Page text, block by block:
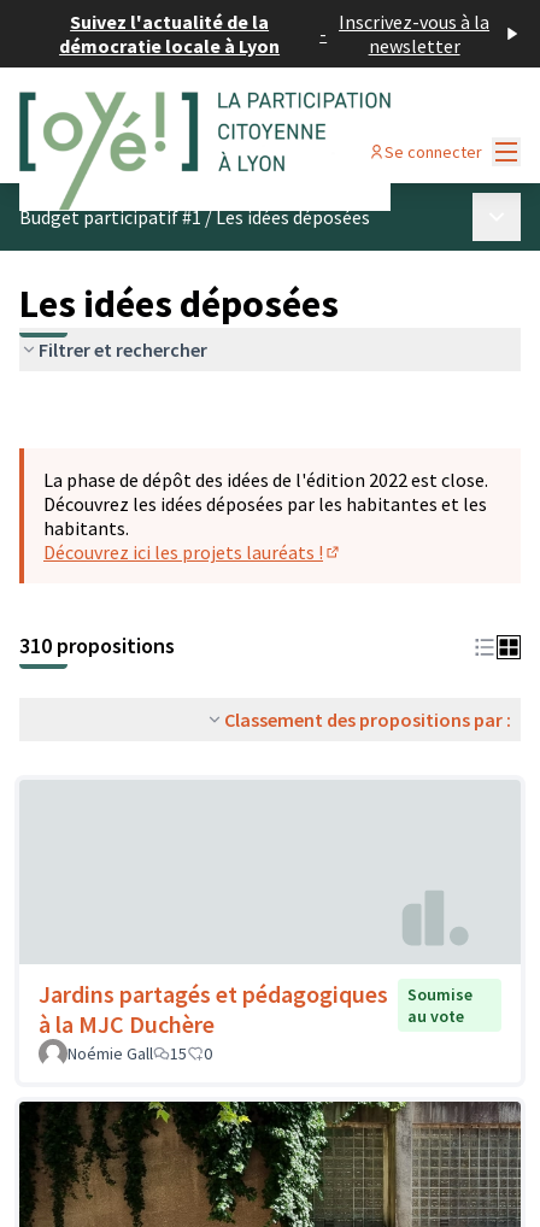
Suivez l'actualité de la
démocratie locale à Lyon
- Inscrivez-vous à la
newsletter
Se connecter
Budget participatif #1/Les idées déposées
Les idées déposées
Filtrer et rechercher
La phase de dépôt des idées de l'édition 2022 est close.
Découvrez les idées déposées par les habitantes et les
habitants.
Découvrez ici les projets lauréats !
310 propositions
Classement des propositions par :
Jardins partagés et pédagogiques
à la MJC Duchère
Soumise
au vote
Noémie Gall
15 0